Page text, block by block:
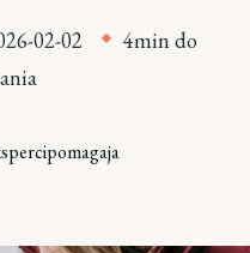
02-02
4min do